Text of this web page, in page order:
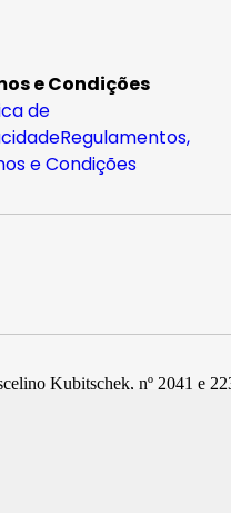
e Condições
de
Regulamentos,
e Condições
Kubitschek, nº 2041 e